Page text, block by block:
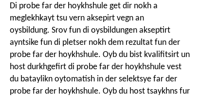
window
Di probe far der hoykhshule get dir nokh a
meglekhkayt tsu vern aksepirt vegn an
oysbildung. Srov fun di oysbildungen akseptirt
ayntsike fun di pletser nokh dem rezultat fun der
probe far der hoykhshule. Oyb du bist kvalifitsirt un
host durkhgefirt di probe far der hoykhshule vest
du bataylikn oytomatish in der selektsye far der
probe far der hoykhshule. Oyb du host tsaykhns fur